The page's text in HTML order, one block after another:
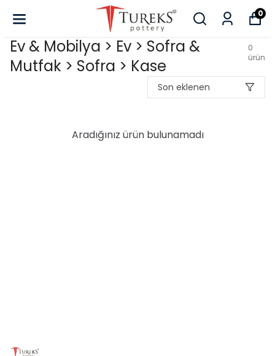
0
Ev & Mobilya > Ev > Sofra &
Mutfak > Sofra > Kase
0
ürün
Son eklenen
Aradığınız ürün bulunamadı